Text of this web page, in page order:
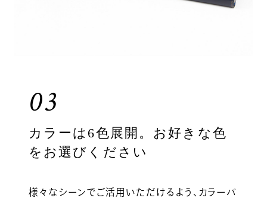
03
カラーは6色展開。お好きな色
をお選びください
様々なシーンでご活用いただけるよう、カラーバ